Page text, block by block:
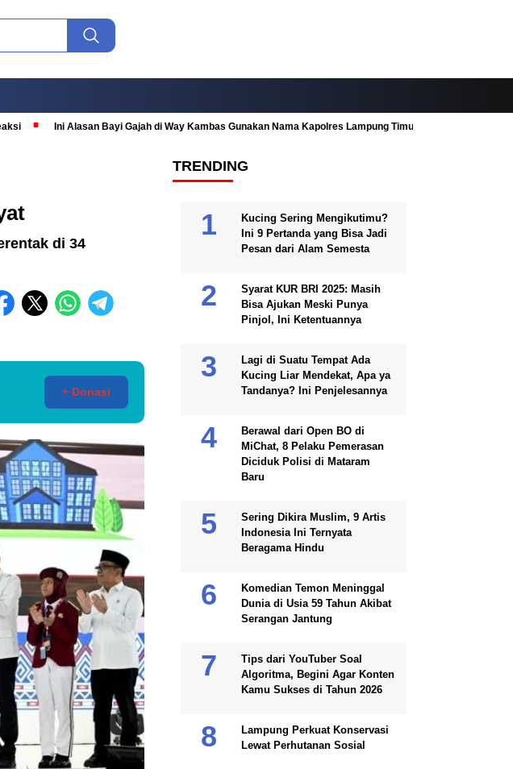
Ini Alasan Bayi Gajah di Way Kambas Gunakan Nama Kapolres Lampung Timur
di 34
+ Donasi
TRENDING
Kucing Sering Mengikutimu?
Ini 9 Pertanda yang Bisa Jadi
Pesan dari Alam Semesta
Syarat KUR BRI 2025: Masih
Bisa Ajukan Meski Punya
Pinjol, Ini Ketentuannya
Lagi di Suatu Tempat Ada
Kucing Liar Mendekat, Apa ya
Tandanya? Ini Penjelesannya
Berawal dari Open BO di
MiChat, 8 Pelaku Pemerasan
Diciduk Polisi di Mataram
Baru
Sering Dikira Muslim, 9 Artis
Indonesia Ini Ternyata
Beragama Hindu
Komedian Temon Meninggal
Dunia di Usia 59 Tahun Akibat
Serangan Jantung
Tips dari YouTuber Soal
Algoritma, Begini Agar Konten
Kamu Sukses di Tahun 2026
Lampung Perkuat Konservasi
Lewat Perhutanan Sosial